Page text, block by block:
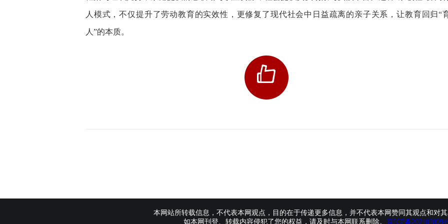
人模式，不仅提升了劳动教育的实效性，更修复了现代社会中日益疏离的亲子关系，让教育回归“
人”的本质。
本网站所转载信息，不代表本网观点，目的在于传递更多信息，并不代表本网赞同其观点和对其
如本网刊登、转载内容侵犯了您的权益，请及时与本网联系删除。 京ICP备